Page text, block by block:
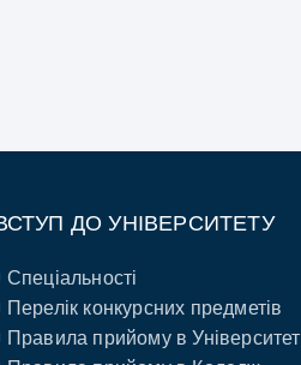
ДО УНІВЕРСИТЕТУ
Спеціальності
Перелік конкурсних предметів
Правила прийому в Університет